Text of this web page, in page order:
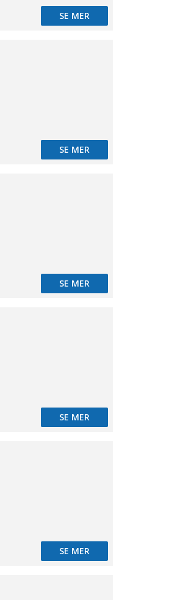
SE MER
SE MER
SE MER
SE MER
SE MER